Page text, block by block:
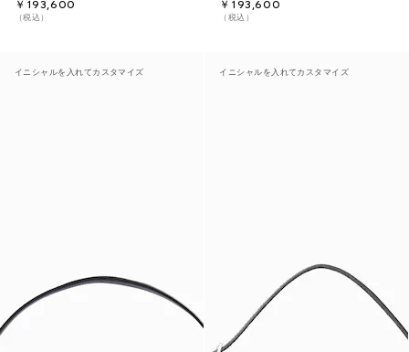
￥193,600
（税込）
￥193,600
（税込）
イニシャルを入れてカスタマイズ イニシャルを入れてカスタマイズ